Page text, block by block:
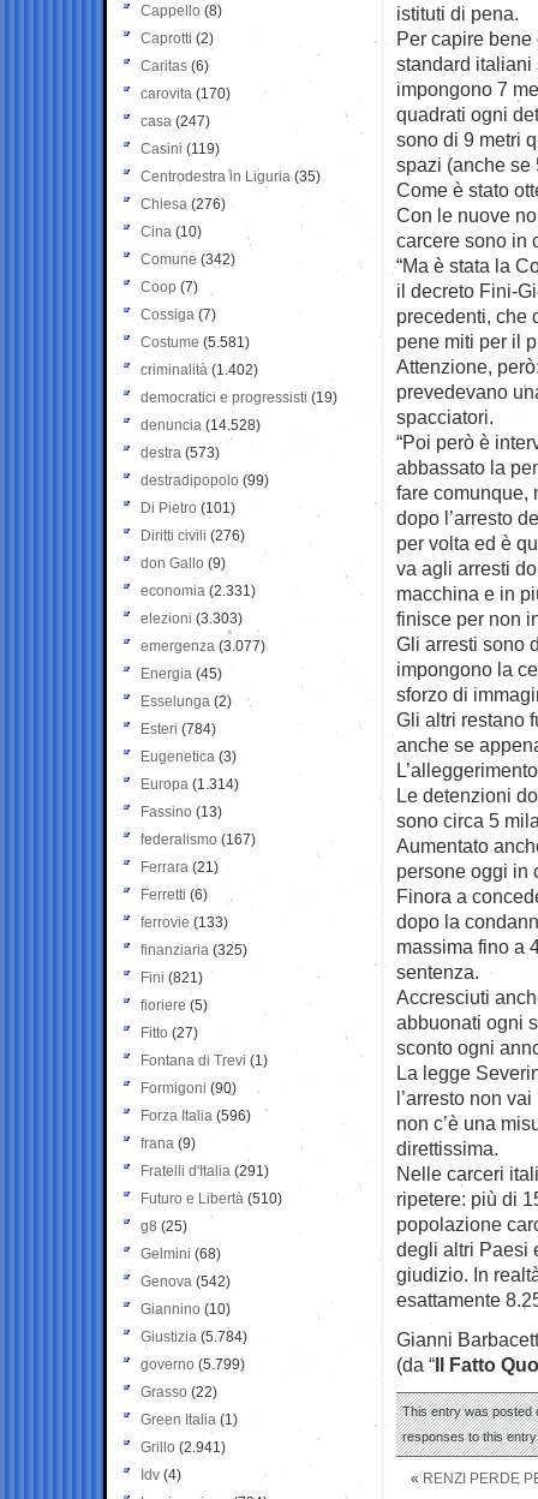
istituti di pena.
Per capire
standard italiani
impongono 7
quadrati ogni
sono di 9 metri
spazi (anche se
Come è stato
Con le nuove
carcere sono in
“Ma è stata la
il decreto Fini-
precedenti, che
pene miti per il
Attenzione,
prevedevano
spacciatori.
“Poi però è
abbassato la
fare comunque,
dopo l’arresto
per volta ed è
va agli arresti
macchina e in
finisce per non
Gli arresti sono
impongono la
sforzo di
Gli altri restano
anche se
Le detenzioni
sono circa 5
Aumentato
persone oggi in
Finora a
dopo la
massima fino a
sentenza.
Accresciuti
abbuonati ogni
sconto ogni
La legge
l’arresto non
non c’è una
direttissima.
Nelle carceri
ripetere: più di
popolazione
degli altri Paesi
giudizio. In
esattamente
Gianni
(da “Il Fatto
This entry was posted
responses to this
« RENZI PERDE
Cappello (8)
Caprotti (2)
Caritas (6)
carovita (170)
casa (247)
Casini (119)
Centrodestra in Liguria (35)
Chiesa (276)
Cina (10)
Comune (342)
Coop (7)
Cossiga (7)
Costume (5.581)
criminalità (1.402)
democratici e progressisti (19)
denuncia (14.528)
destra (573)
destradipopolo (99)
Di Pietro (101)
Diritti civili (276)
don Gallo (9)
economia (2.331)
elezioni (3.303)
emergenza (3.077)
Energia (45)
Esselunga (2)
Esteri (784)
Eugenetica (3)
Europa (1.314)
Fassino (13)
federalismo (167)
Ferrara (21)
Ferretti (6)
ferrovie (133)
finanziaria (325)
Fini (821)
fioriere (5)
Fitto (27)
Fontana di Trevi (1)
Formigoni (90)
Forza Italia (596)
frana (9)
Fratelli d'Italia (291)
Futuro e Libertà (510)
g8 (25)
Gelmini (68)
Genova (542)
Giannino (10)
Giustizia (5.784)
governo (5.799)
Grasso (22)
Green Italia (1)
Grillo (2.941)
Idv (4)